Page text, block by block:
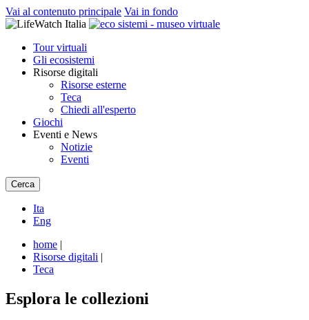
Vai al contenuto principale Vai in fondo
Tour virtuali
Gli ecosistemi
Risorse digitali
Risorse esterne
Teca
Chiedi all'esperto
Giochi
Eventi e News
Notizie
Eventi
Cerca
Ita
Eng
home |
Risorse digitali |
Teca
Esplora le collezioni